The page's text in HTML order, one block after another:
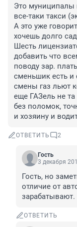
Это муниципалы
все-таки такси
А это уже
хочешь долго
Шесть
добавить что
поводу зар.
сменьшик есть и
смены газ льют
еще ГАЗель не
без поломок,
и хозяину и
ОТВЕТИТЬ 2
Гость
3 декабря
Гость, но
отличие от
ОТВЕТИТЬ